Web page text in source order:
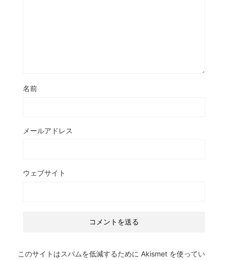
名前
メールアドレス
ウェブサイト
このサイトはスパムを低減するために Akismet を使ってい